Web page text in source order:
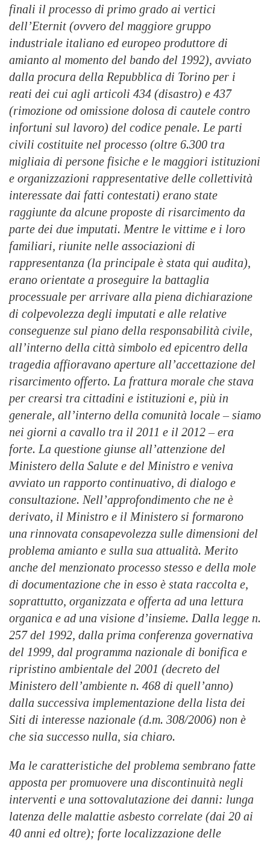
finali il processo di primo grado ai vertici
dell’Eternit (ovvero del maggiore gruppo
industriale italiano ed europeo produttore di
amianto al momento del bando del 1992), avviato
dalla procura della Repubblica di Torino per i
reati dei cui agli articoli 434 (disastro) e 437
(rimozione od omissione dolosa di cautele contro
infortuni sul lavoro) del codice penale. Le parti
civili costituite nel processo (oltre 6.300 tra
migliaia di persone fisiche e le maggiori istituzioni
e organizzazioni rappresentative delle collettività
interessate dai fatti contestati) erano state
raggiunte da alcune proposte di risarcimento da
parte dei due imputati. Mentre le vittime e i loro
familiari, riunite nelle associazioni di
rappresentanza (la principale è stata qui audita),
erano orientate a proseguire la battaglia
processuale per arrivare alla piena dichiarazione
di colpevolezza degli imputati e alle relative
conseguenze sul piano della responsabilità civile,
all’interno della città simbolo ed epicentro della
tragedia affioravano aperture all’accettazione del
risarcimento offerto. La frattura morale che stava
per crearsi tra cittadini e istituzioni e, più in
generale, all’interno della comunità locale – siamo
nei giorni a cavallo tra il 2011 e il 2012 – era
forte. La questione giunse all’attenzione del
Ministero della Salute e del Ministro e veniva
avviato un rapporto continuativo, di dialogo e
consultazione. Nell’approfondimento che ne è
derivato, il Ministro e il Ministero si formarono
una rinnovata consapevolezza sulle dimensioni del
problema amianto e sulla sua attualità. Merito
anche del menzionato processo stesso e della mole
di documentazione che in esso è stata raccolta e,
soprattutto, organizzata e offerta ad una lettura
organica e ad una visione d’insieme. Dalla legge n.
257 del 1992, dalla prima conferenza governativa
del 1999, dal programma nazionale di bonifica e
ripristino ambientale del 2001 (decreto del
Ministero dell’ambiente n. 468 di quell’anno)
dalla successiva implementazione della lista dei
Siti di interesse nazionale (d.m. 308/2006) non è
che sia successo nulla, sia chiaro.
Ma le caratteristiche del problema sembrano fatte
apposta per promuovere una discontinuità negli
interventi e una sottovalutazione dei danni: lunga
latenza delle malattie asbesto correlate (dai 20 ai
40 anni ed oltre); forte localizzazione delle